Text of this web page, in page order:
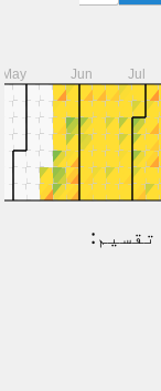
May Jun Jul